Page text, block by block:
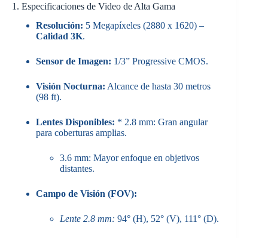
1. Especificaciones de Video de Alta Gama
Resolución: 5 Megapíxeles (2880 x 1620) –
Calidad 3K.
Sensor de Imagen: 1/3” Progressive CMOS.
Visión Nocturna: Alcance de hasta 30 metros
(98 ft).
Lentes Disponibles: * 2.8 mm: Gran angular
para coberturas amplias.
3.6 mm: Mayor enfoque en objetivos
distantes.
Campo de Visión (FOV):
Lente 2.8 mm: 94° (H), 52° (V), 111° (D).